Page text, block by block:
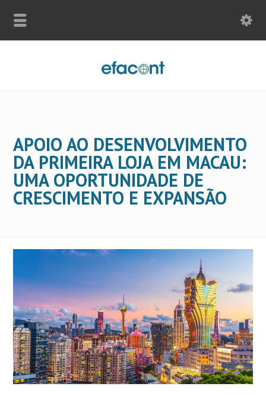
APOIO AO DESENVOLVIMENTO
DA PRIMEIRA LOJA EM MACAU:
UMA OPORTUNIDADE DE
CRESCIMENTO E EXPANSÃO